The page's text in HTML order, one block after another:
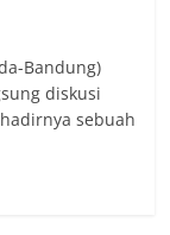
Bandung)
diskusi
sebuah